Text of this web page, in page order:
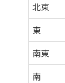
北東
東
南東
南